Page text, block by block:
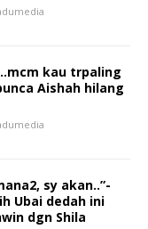
kau trpaling
Aishah hilang
sy akan..”-
Ubai dedah ini
dgn Shila